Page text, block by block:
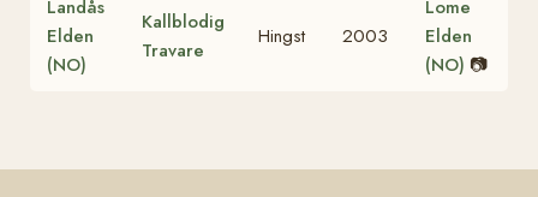
Landås
Elden
(NO)
Kallblodig
Travare
Hingst 2003
Lome
Elden
(NO) 📷